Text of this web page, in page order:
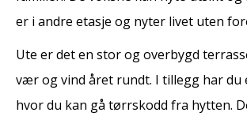
er i andre etasje og nyter livet uten
Ute er det en stor og overbygd
vær og vind året rundt. I tillegg har du
hvor du kan gå tørrskodd fra hytten.